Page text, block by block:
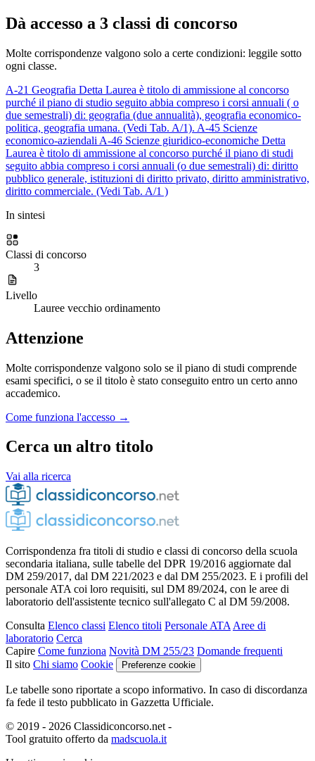
Dà accesso a 3 classi di concorso
Molte corrispondenze valgono solo a certe condizioni: leggile sotto
ogni classe.
A-21 Geografia Detta Laurea è titolo di ammissione al concorso
purché il piano di studio seguito abbia compreso i corsi annuali ( o
due semestrali) di: geografia (due annualità), geografia economico-
politica, geografia umana. (Vedi Tab. A/1). A-45 Scienze
economico-aziendali A-46 Scienze giuridico-economiche Detta
Laurea è titolo di ammissione al concorso purché il piano di studi
seguito abbia compreso i corsi annuali (o due semestrali) di: diritto
pubblico generale, istituzioni di diritto privato, diritto amministrativo,
diritto commerciale. (Vedi Tab. A/1 )
In sintesi
Classi di concorso
3
Livello
Lauree vecchio ordinamento
Attenzione
Molte corrispondenze valgono solo se il piano di studi comprende
esami specifici, o se il titolo è stato conseguito entro un certo anno
accademico.
Come funziona l'accesso →
Cerca un altro titolo
Vai alla ricerca
Corrispondenza fra titoli di studio e classi di concorso della scuola
secondaria italiana, sulle tabelle del DPR 19/2016 aggiornate dal
DM 259/2017, dal DM 221/2023 e dal DM 255/2023. E i profili del
personale ATA coi loro requisiti, sul DM 89/2024, con le aree di
laboratorio dell'assistente tecnico sull'allegato C al DM 59/2008.
Consulta Elenco classi Elenco titoli Personale ATA Aree di
laboratorio Cerca
Capire Come funziona Novità DM 255/23 Domande frequenti
Il sito Chi siamo Cookie Preferenze cookie
Le tabelle sono riportate a scopo informativo. In caso di discordanza
fa fede il testo pubblicato in Gazzetta Ufficiale.
© 2019 - 2026 Classidiconcorso.net -
Tool gratuito offerto da madscuola.it